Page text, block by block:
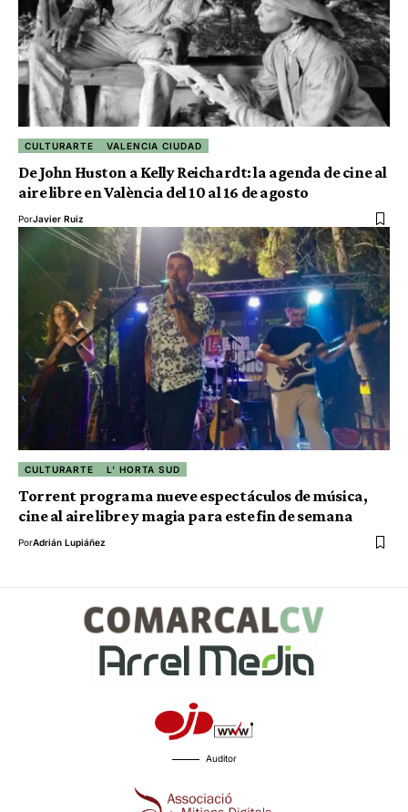
CULTURARTE VALENCIA CIUDAD
De John Huston a Kelly Reichardt: la agenda de cine al
aire libre en València del 10 al 16 de agosto
PorJavier Ruiz
CULTURARTE L' HORTA SUD
Torrent programa nueve espectáculos de música,
cine al aire libre y magia para este fin de semana
PorAdrián Lupiáñez
Auditor